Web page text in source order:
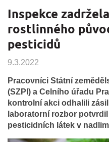
Inspekce
rostlinného
pesticidů
9.3.2022
Pracovníci Státní
(SZPI) a Celního úřadu
kontrolní akci odhalili
laboratorní rozbor
pesticidních látek v